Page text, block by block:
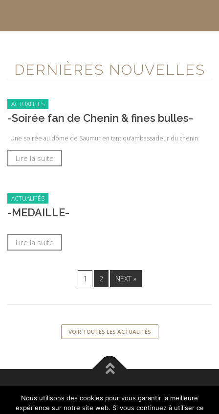
DERNIÈRES NOUVELLES
ACTUALITÉS
-Soirée fan de Chenin & fines bulles-
Une soirée au dôme de Saumur en tant qu'ambassadeur du chenin
Lire la suite
ACTUALITÉS
-MEDAILLE-
Lire la suite
1 2 NEXT »
VOIR TOUTES LES ACTUALITÉS
la-Fontaine 49700 DOUÉ-EN-ANJOU | Ouvert sur RV
Nous utilisons des cookies pour vous garantir la meilleure
expérience sur notre site web. Si vous continuez à utiliser ce